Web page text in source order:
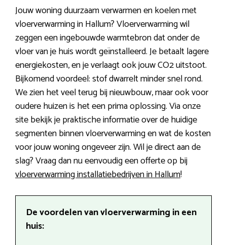
Jouw woning duurzaam verwarmen en koelen met
vloerverwarming in Hallum? Vloerverwarming wil
zeggen een ingebouwde warmtebron dat onder de
vloer van je huis wordt geïnstalleerd. Je betaalt lagere
energiekosten, en je verlaagt ook jouw CO2 uitstoot.
Bijkomend voordeel: stof dwarrelt minder snel rond.
We zien het veel terug bij nieuwbouw, maar ook voor
oudere huizen is het een prima oplossing. Via onze
site bekijk je praktische informatie over de huidige
segmenten binnen vloerverwarming en wat de kosten
voor jouw woning ongeveer zijn. Wil je direct aan de
slag? Vraag dan nu eenvoudig een offerte op bij
vloerverwarming installatiebedrijven in Hallum!
De voordelen van vloerverwarming in een
huis: